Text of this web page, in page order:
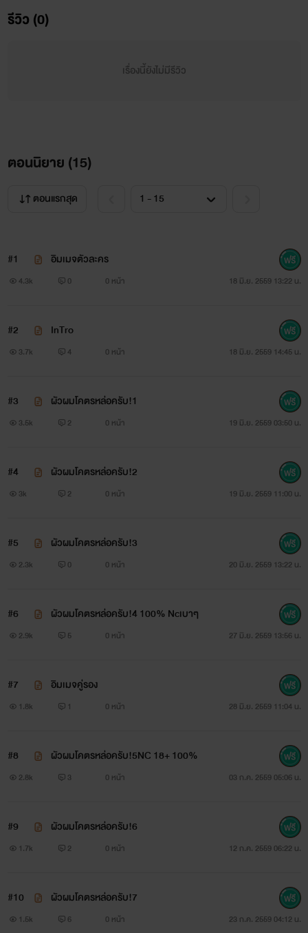
ไปร์เตอร์
หนุ่มน้อยหน้าหวาน...แต่......
รีวิว (0)
เรื่องนี้ยังไม่มีรีวิว
ตอนนิยาย (15)
ตอนแรกสุด
#1 อิมเมจตัวละคร
4.3k 0 0 หน้า 18 มิ.ย. 2559 13:22 น.
#2 InTro
3.7k 4 0 หน้า 18 มิ.ย. 2559 14:45 น.
#3 ผัวผมโคตรหล่อครับ!1
3.5k 2 0 หน้า 19 มิ.ย. 2559 03:50 น.
#4 ผัวผมโคตรหล่อครับ!2
3k 2 0 หน้า 19 มิ.ย. 2559 11:00 น.
#5 ผัวผมโคตรหล่อครับ!3
2.3k 0 0 หน้า 20 มิ.ย. 2559 13:22 น.
#6 ผัวผมโคตรหล่อครับ!4 100% Ncเบาๆ
2.9k 5 0 หน้า 27 มิ.ย. 2559 13:56 น.
#7 อิมเมจคู่รอง
1.8k 1 0 หน้า 28 มิ.ย. 2559 11:04 น.
#8 ผัวผมโคตรหล่อครับ!5NC 18+ 100%
2.8k 3 0 หน้า 03 ก.ค. 2559 05:06 น.
#9 ผัวผมโคตรหล่อครับ!6
1.7k 2 0 หน้า 12 ก.ค. 2559 06:22 น.
#10 ผัวผมโคตรหล่อครับ!7
1.5k 6 0 หน้า 23 ก.ค. 2559 04:12 น.